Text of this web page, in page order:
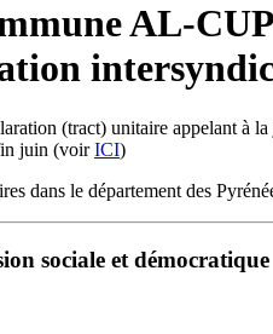
AL-
(tract) unitaire appelant à
juin (voirICI)
dans le département des
sociale et démocratique